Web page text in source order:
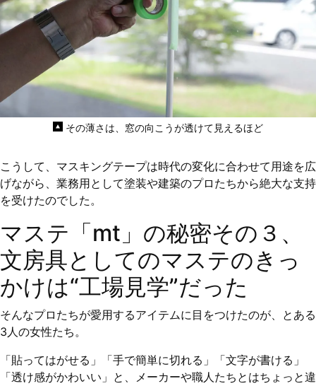
その薄さは、窓の向こうが透けて見えるほど
こうして、マスキングテープは時代の変化に合わせて用途を広
げながら、業務用として塗装や建築のプロたちから絶大な支持
を受けたのでした。
マステ「mt」の秘密その３、
文房具としてのマステのきっ
かけは“工場見学”だった
そんなプロたちが愛用するアイテムに目をつけたのが、とある
3人の女性たち。
「貼ってはがせる」「手で簡単に切れる」「文字が書ける」
「透け感がかわいい」と、メーカーや職人たちとはちょっと違